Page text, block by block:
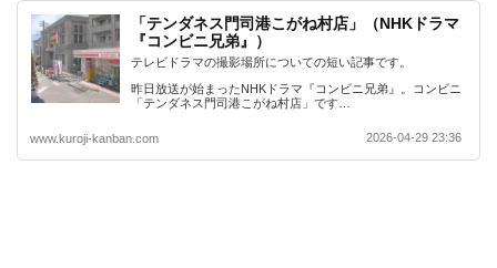
「テンダネス門司港こがね村店」（NHKドラマ
『コンビニ兄弟』）
テレビドラマの撮影場所についての短い記事です。
昨日放送が始まったNHKドラマ『コンビニ兄弟』。コンビニ
「テンダネス門司港こがね村店」です…
www.kuroji-kanban.com 2026-04-29 23:36